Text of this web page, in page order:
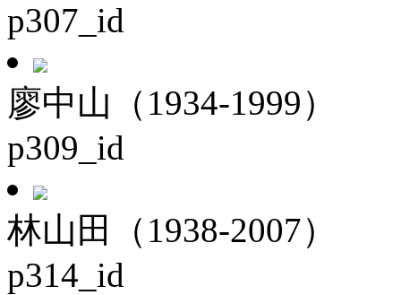
p307_id
廖中山（1934-1999）
p309_id
林山田（1938-2007）
p314_id